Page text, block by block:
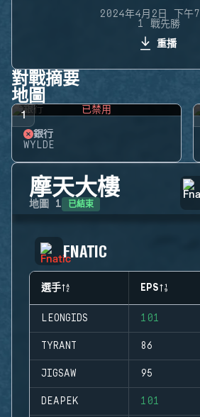
2024年4月2日 下午
1 戰先勝
重播
對戰摘要
地圖
1 已禁用
銀行
WYLDE
摩天大樓
地圖 1 已結束
FNATIC
選手 EPS
LEONGIDS 101
TYRANT 86
JIGSAW 95
DEAPEK 101